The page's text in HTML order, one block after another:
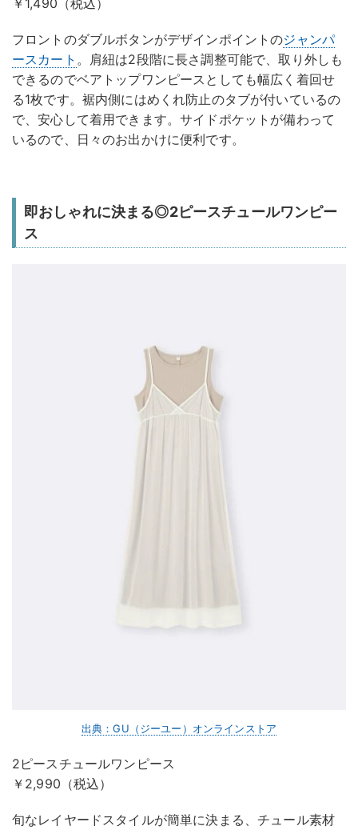
フロントのダブルボタンがデザインポイントのジャンパ
ースカート 。肩紐は2段階に長さ調整可能で、取り外しも
できるのでベアトップワンピースとしても幅広く着回せ
る1枚です。裾内側にはめくれ防止のタブが付いているの
で、安心して着用できます。サイドポケットが備わって
いるので、日々のお出かけに便利です。
即おしゃれに決まる◎2ピースチュールワンピー
ス
出典：GU（ジーユー）オンラインストア
2ピースチュールワンピース
￥2,990（税込）
旬なレイヤードスタイルが簡単に決まる、チュール素材